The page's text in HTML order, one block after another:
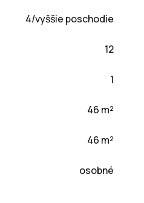
4/vyššie poschodie
12
1
46 m²
46 m²
osobné